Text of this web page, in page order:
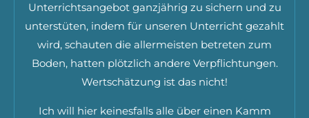
Unterrichtsangebot ganzjährig zu sichern und zu
unterstüten, indem für unseren Unterricht gezahlt
wird, schauten die allermeisten betreten zum
Boden, hatten plötzlich andere Verpflichtungen.
Wertschätzung ist das nicht!
Ich will hier keinesfalls alle über einen Kamm